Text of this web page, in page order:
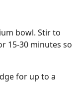
bowl. Stir to
15-30 minutes so
for up to a